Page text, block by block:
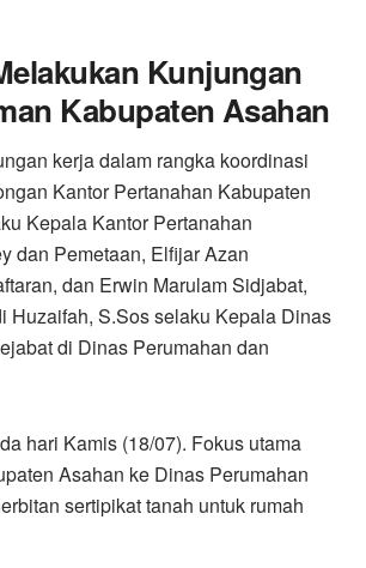
Kunjungan
Kabupaten Asahan
kerja dalam rangka koordinasi
Kantor Pertanahan Kabupaten
Kepala Kantor Pertanahan
dan Pemetaan, Elfijar Azan
dan Erwin Marulam Sidjabat,
Huzaifah, S.Sos selaku Kepala Dinas
di Dinas Perumahan dan
hari Kamis (18/07). Fokus utama
Asahan ke Dinas Perumahan
sertipikat tanah untuk rumah